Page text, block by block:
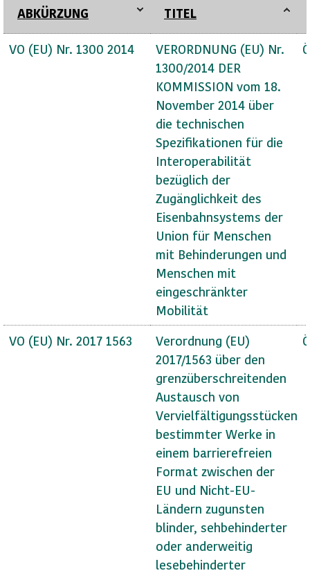
ABKÜRZUNG TITEL
VO (EU) Nr. 1300 2014
VERORDNUNG (EU) Nr.
1300/2014 DER
KOMMISSION vom 18.
November 2014 über
die technischen
Spezifikationen für die
Interoperabilität
bezüglich der
Zugänglichkeit des
Eisenbahnsystems der
Union für Menschen
mit Behinderungen und
Menschen mit
eingeschränkter
Mobilität
VO (EU) Nr. 2017 1563
Verordnung (EU)
2017/1563 über den
grenzüberschreitenden
Austausch von
Vervielfältigungsstücken
bestimmter Werke in
einem barrierefreien
Format zwischen der
EU und Nicht-EU-
Ländern zugunsten
blinder, sehbehinderter
oder anderweitig
lesebehinderter